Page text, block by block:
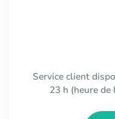
Service client
23 h (heure de